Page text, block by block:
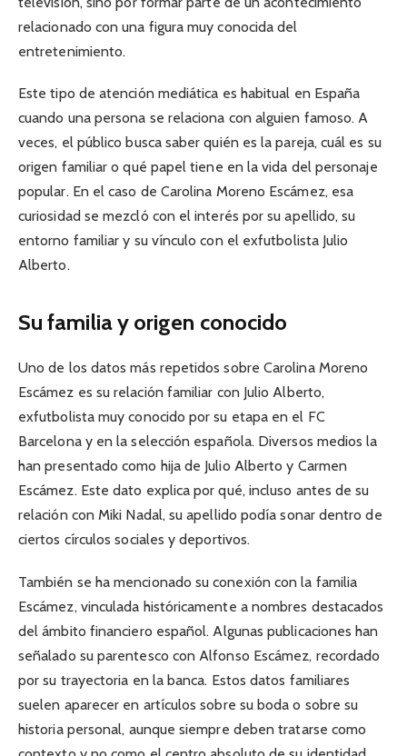
relacionado con una figura muy conocida del
entretenimiento.
Este tipo de atención mediática es habitual en España
cuando una persona se relaciona con alguien famoso. A
veces, el público busca saber quién es la pareja, cuál es su
origen familiar o qué papel tiene en la vida del personaje
popular. En el caso de Carolina Moreno Escámez, esa
curiosidad se mezcló con el interés por su apellido, su
entorno familiar y su vínculo con el exfutbolista Julio
Alberto.
Su familia y origen conocido
Uno de los datos más repetidos sobre Carolina Moreno
Escámez es su relación familiar con Julio Alberto,
exfutbolista muy conocido por su etapa en el FC
Barcelona y en la selección española. Diversos medios la
han presentado como hija de Julio Alberto y Carmen
Escámez. Este dato explica por qué, incluso antes de su
relación con Miki Nadal, su apellido podía sonar dentro de
ciertos círculos sociales y deportivos.
También se ha mencionado su conexión con la familia
Escámez, vinculada históricamente a nombres destacados
del ámbito financiero español. Algunas publicaciones han
señalado su parentesco con Alfonso Escámez, recordado
por su trayectoria en la banca. Estos datos familiares
suelen aparecer en artículos sobre su boda o sobre su
historia personal, aunque siempre deben tratarse como